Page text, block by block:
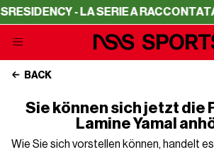
- LA SERIE A RACCONTATA
BACK
Sie können sich jetzt die
Lamine Yamal
Wie Sie sich vorstellen können, handelt